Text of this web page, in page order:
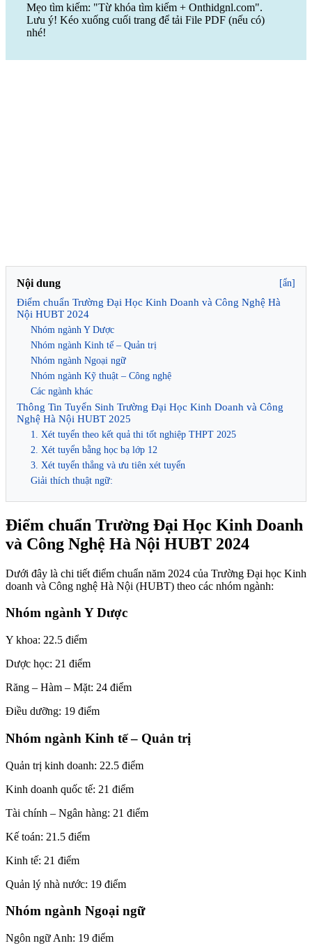
Mẹo tìm kiếm: "Từ khóa tìm kiếm + Onthidgnl.com".
Lưu ý! Kéo xuống cuối trang để tải File PDF (nếu có)
nhé!
Nội dung [ẩn]
Điểm chuẩn Trường Đại Học Kinh Doanh và Công Nghệ Hà
Nội HUBT 2024
Nhóm ngành Y Dược
Nhóm ngành Kinh tế – Quản trị
Nhóm ngành Ngoại ngữ
Nhóm ngành Kỹ thuật – Công nghệ
Các ngành khác
Thông Tin Tuyển Sinh Trường Đại Học Kinh Doanh và Công
Nghệ Hà Nội HUBT 2025
1. Xét tuyển theo kết quả thi tốt nghiệp THPT 2025
2. Xét tuyển bằng học bạ lớp 12
3. Xét tuyển thẳng và ưu tiên xét tuyển
Giải thích thuật ngữ:
Điểm chuẩn Trường Đại Học Kinh Doanh
và Công Nghệ Hà Nội HUBT 2024
Dưới đây là chi tiết điểm chuẩn năm 2024 của Trường Đại học Kinh
doanh và Công nghệ Hà Nội (HUBT) theo các nhóm ngành:
Nhóm ngành Y Dược
Y khoa: 22.5 điểm
Dược học: 21 điểm
Răng – Hàm – Mặt: 24 điểm
Điều dưỡng: 19 điểm
Nhóm ngành Kinh tế – Quản trị
Quản trị kinh doanh: 22.5 điểm
Kinh doanh quốc tế: 21 điểm
Tài chính – Ngân hàng: 21 điểm
Kế toán: 21.5 điểm
Kinh tế: 21 điểm
Quản lý nhà nước: 19 điểm
Nhóm ngành Ngoại ngữ
Ngôn ngữ Anh: 19 điểm